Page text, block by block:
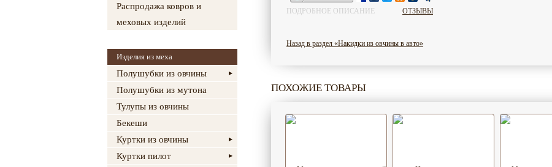
Распродажа ковров и
меховых изделий
Изделия из меха
Полушубки из овчины
Полушубки из мутона
Тулупы из овчины
Бекеши
Куртки из овчины
Куртки пилот
ПОДРОБНОЕ ОПИСАНИЕ ОТЗЫВЫ
Назад в раздел «Накидки из овчины в авто»
ПОХОЖИЕ ТОВАРЫ